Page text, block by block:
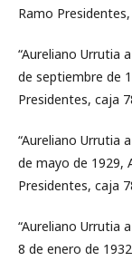
Ramo
“Aureliano Urrutia
de septiembre de
Presidentes, caja
“Aureliano Urrutia
de mayo de 1929,
Presidentes, caja
“Aureliano Urrutia
8 de enero de